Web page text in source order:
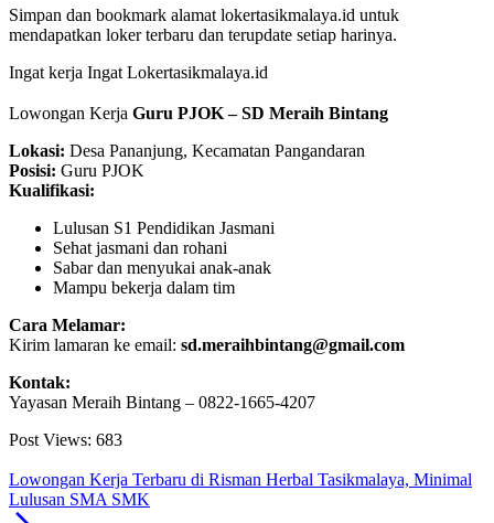
Simpan dan bookmark alamat lokertasikmalaya.id untuk
mendapatkan loker terbaru dan terupdate setiap harinya.
Ingat kerja Ingat Lokertasikmalaya.id
Lowongan Kerja Guru PJOK – SD Meraih Bintang
Lokasi: Desa Pananjung, Kecamatan Pangandaran
Posisi: Guru PJOK
Kualifikasi:
Lulusan S1 Pendidikan Jasmani
Sehat jasmani dan rohani
Sabar dan menyukai anak-anak
Mampu bekerja dalam tim
Cara Melamar:
Kirim lamaran ke email: sd.meraihbintang@gmail.com
Kontak:
Yayasan Meraih Bintang – 0822-1665-4207
Post Views: 683
Lowongan Kerja Terbaru di Risman Herbal Tasikmalaya, Minimal
Lulusan SMA SMK